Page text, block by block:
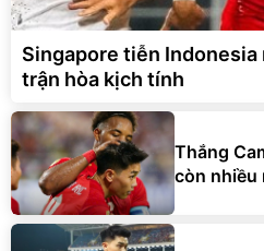
Singapore tiễn Indonesia
trận hòa kịch tính
Thắng
còn nhiều